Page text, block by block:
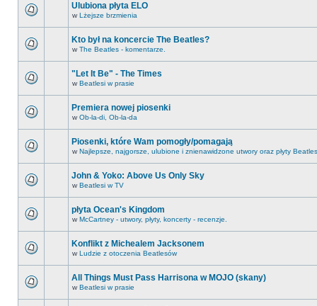
Ulubiona płyta ELO
w Lżejsze brzmienia
Kto był na koncercie The Beatles?
w The Beatles - komentarze.
"Let It Be" - The Times
w Beatlesi w prasie
Premiera nowej piosenki
w Ob-la-di, Ob-la-da
Piosenki, które Wam pomogły/pomagają
w Najlepsze, najgorsze, ulubione i znienawidzone utwory oraz płyty
John & Yoko: Above Us Only Sky
w Beatlesi w TV
płyta Ocean's Kingdom
w McCartney - utwory, płyty, koncerty - recenzje.
Konflikt z Michealem Jacksonem
w Ludzie z otoczenia Beatlesów
All Things Must Pass Harrisona w MOJO (skany)
w Beatlesi w prasie